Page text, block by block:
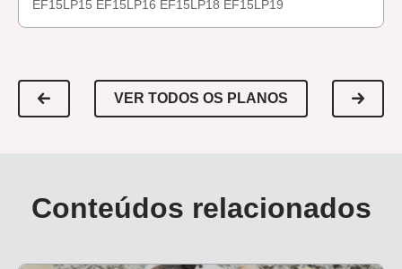
EF15LP15 EF15LP16 EF15LP18 EF15LP19
VER TODOS OS PLANOS
Conteúdos relacionados